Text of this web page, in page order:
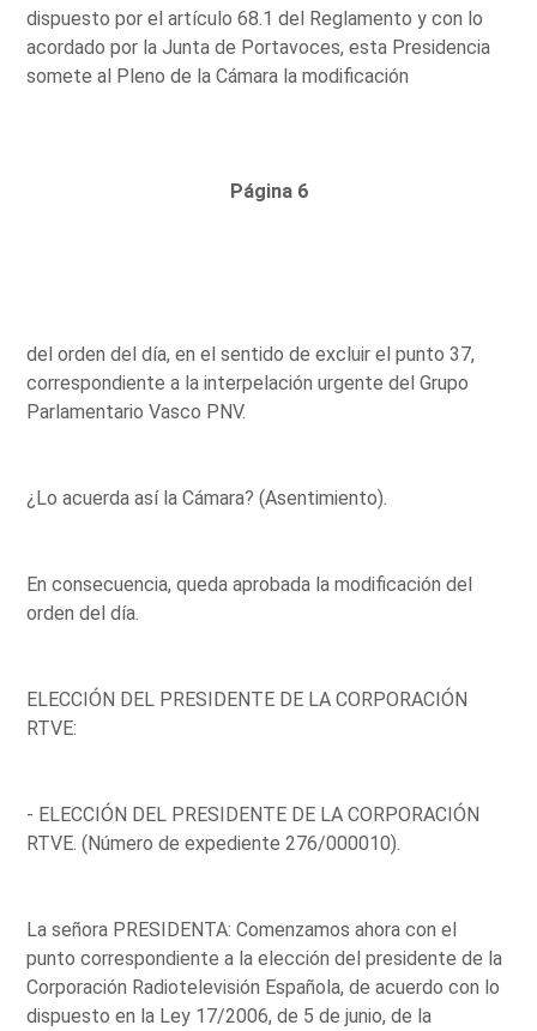
dispuesto por el artículo 68.1 del Reglamento y con lo
acordado por la Junta de Portavoces, esta Presidencia
somete al Pleno de la Cámara la modificación
Página 6
del orden del día, en el sentido de excluir el punto 37,
correspondiente a la interpelación urgente del Grupo
Parlamentario Vasco PNV.
¿Lo acuerda así la Cámara? (Asentimiento).
En consecuencia, queda aprobada la modificación del
orden del día.
ELECCIÓN DEL PRESIDENTE DE LA CORPORACIÓN
RTVE:
- ELECCIÓN DEL PRESIDENTE DE LA CORPORACIÓN
RTVE. (Número de expediente 276/000010).
La señora PRESIDENTA: Comenzamos ahora con el
punto correspondiente a la elección del presidente de la
Corporación Radiotelevisión Española, de acuerdo con lo
dispuesto en la Ley 17/2006, de 5 de junio, de la